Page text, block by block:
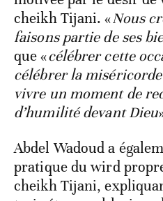
cheikh Tijani. «Nous
faisons partie de ses
que «célébrer cette
célébrer la miséricorde
vivre un moment de
d’humilité devant Dieu
Abdel Wadoud a
pratique du wird
cheikh Tijani,